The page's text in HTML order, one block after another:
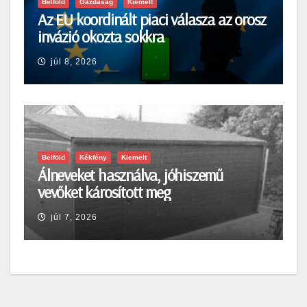
Belföld Gazdaság Kiemelt
Az EU koordinált piaci válasza az orosz
invázió okozta sokkra
júl 8, 2026
Belföld Kékfény Kiemelt
Álneveket használva, jóhiszemű
vevőket károsított meg
júl 7, 2026